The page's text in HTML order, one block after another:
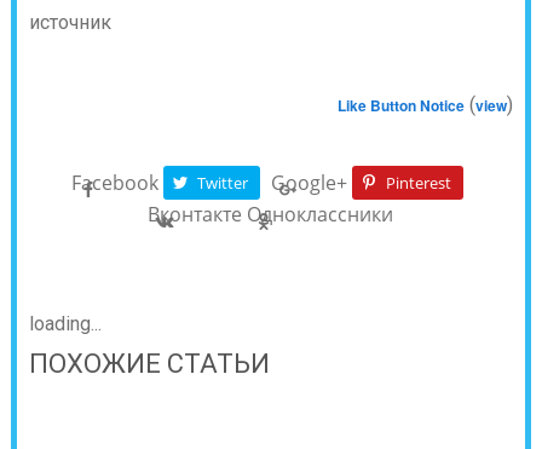
источник
Like Button Notice (view)
Facebook Twitter Google+ Pinterest
Вконтакте Одноклассники
loading...
ПОХОЖИЕ СТАТЬИ